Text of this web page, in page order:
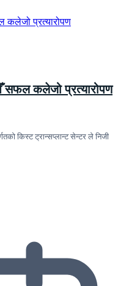
सफल कलेजो प्रत्यारोपण
किस्ट ट्रान्सप्लान्ट सेन्टर ले निजी